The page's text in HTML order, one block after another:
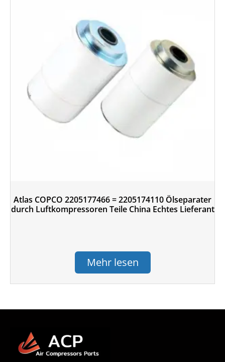
Atlas COPCO 2205177466 = 2205174110 Ölseparater
durch Luftkompressoren Teile China Echtes Lieferant
Mehr lesen